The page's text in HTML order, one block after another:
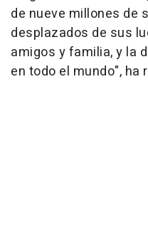
de nueve millones de
desplazados de sus
amigos y familia, y la
en todo el mundo", ha